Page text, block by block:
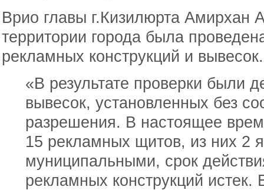
Врио главы г.Кизилюрта Амирхан
территории города была
рекламных конструкций и вывесок.
«В результате проверки были
вывесок, установленных без
разрешения. В настоящее
15 рекламных щитов, из них 2
муниципальными, срок
рекламных конструкций